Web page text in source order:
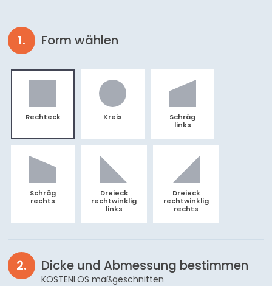
Form wählen
Rechteck Kreis
Schräg
links
Schräg
rechts
Dreieck
rechtwinklig
links
Dreieck
rechtwinklig
rechts
Dicke und Abmessung bestimmen
KOSTENLOS maßgeschnitten